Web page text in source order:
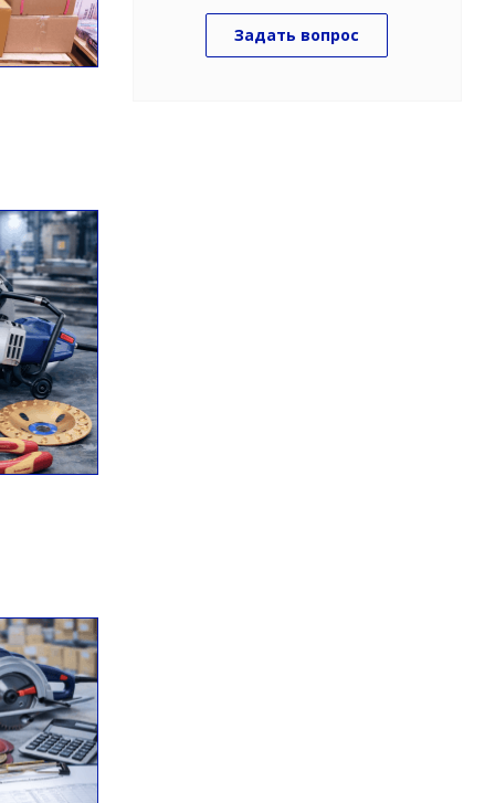
Задать вопрос